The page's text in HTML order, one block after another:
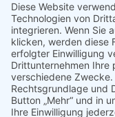
Wenn Sie uns per
kontaktieren,
daraus
Daten (Name,
Bearbeitung Ihres
und verarbeitet.
Ihre Einwilligung